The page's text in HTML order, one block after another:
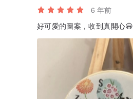
6 年前
好可愛的圖案，收到真開心😃